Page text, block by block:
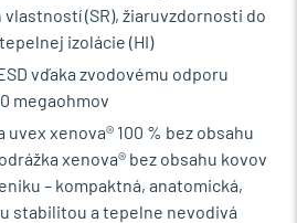
(SR), žiaruvzdornosti do
tepelnej izolácie (HI)
vďaka zvodovému odporu
megaohmov
uvex xenova® 100 % bez obsahu
xenova® bez obsahu kovov
– kompaktná, anatomická,
stabilitou a tepelne nevodivá